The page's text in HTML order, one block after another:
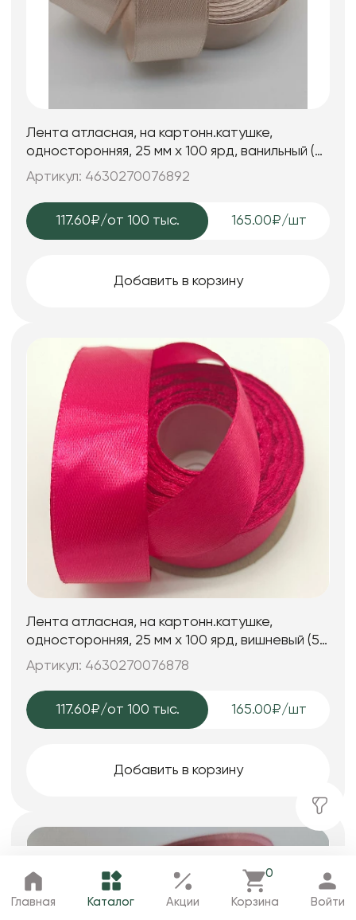
Лента атласная, на картонн.катушке,
односторонняя, 25 мм х 100 ярд, ванильный (5
шт)
Артикул: 4630270076892
117.60₽/от 100 тыс. 165.00₽/шт
Добавить в корзину
Лента атласная, на картонн.катушке,
односторонняя, 25 мм х 100 ярд, вишневый (5
шт)
Артикул: 4630270076878
117.60₽/от 100 тыс. 165.00₽/шт
Добавить в корзину
Главная Каталог Избранное Корзина Профиль
Главная Каталог Акции
0
Корзина Войти